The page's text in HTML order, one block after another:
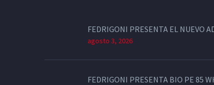
FEDRIGONI PRESENTA EL NUEVO
agosto 3, 2026
FEDRIGONI PRESENTA BIO PE 85